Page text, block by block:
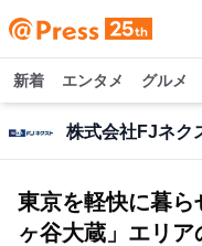
新着 エンタメ グルメ
株式会社FJネク
東京を軽快に暮
ヶ谷大蔵」エリ